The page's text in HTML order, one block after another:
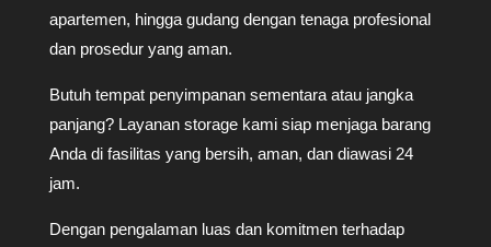
apartemen, hingga gudang dengan tenaga profesional
dan prosedur yang aman.
Butuh tempat penyimpanan sementara atau jangka
panjang? Layanan storage kami siap menjaga barang
Anda di fasilitas yang bersih, aman, dan diawasi 24
jam.
Dengan pengalaman luas dan komitmen terhadap